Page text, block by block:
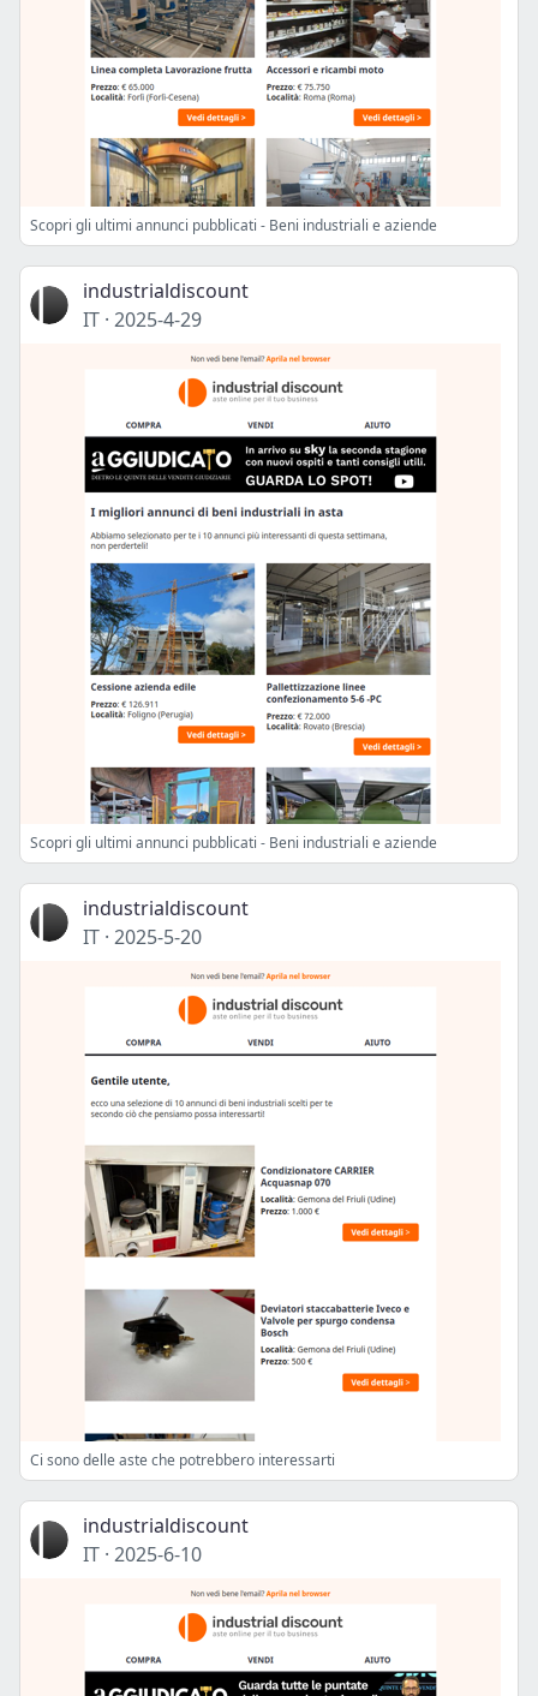
Scopri gli ultimi annunci pubblicati - Beni industriali e aziende
industrialdiscount
IT · 2025-4-29
Scopri gli ultimi annunci pubblicati - Beni industriali e aziende
industrialdiscount
IT · 2025-5-20
Ci sono delle aste che potrebbero interessarti
industrialdiscount
IT · 2025-6-10